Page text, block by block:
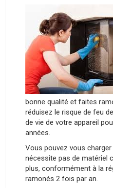
bonne qualité et faites
réduisez le risque de feu
de vie de votre appareil
années.
Vous pouvez vous
nécessite pas de matériel
plus, conformément à la
ramonés 2 fois par an.